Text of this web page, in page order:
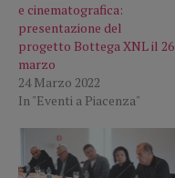
e cinematografica:
presentazione del
progetto Bottega XNL il 26
marzo
24 Marzo 2022
In "Eventi a Piacenza"